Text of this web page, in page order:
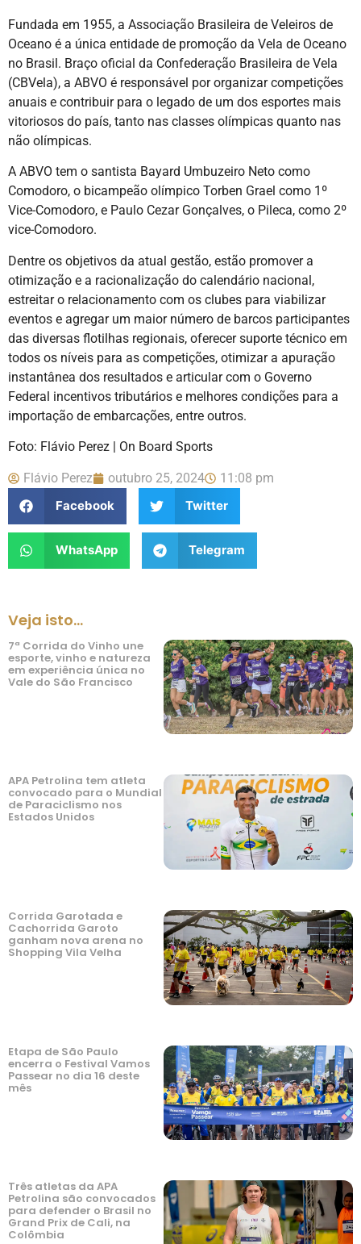
Fundada em 1955, a Associação Brasileira de Veleiros de
Oceano é a única entidade de promoção da Vela de Oceano
no Brasil. Braço oficial da Confederação Brasileira de Vela
(CBVela), a ABVO é responsável por organizar competições
anuais e contribuir para o legado de um dos esportes mais
vitoriosos do país, tanto nas classes olímpicas quanto nas
não olímpicas.
A ABVO tem o santista Bayard Umbuzeiro Neto como
Comodoro, o bicampeão olímpico Torben Grael como 1º
Vice-Comodoro, e Paulo Cezar Gonçalves, o Pileca, como 2º
vice-Comodoro.
Dentre os objetivos da atual gestão, estão promover a
otimização e a racionalização do calendário nacional,
estreitar o relacionamento com os clubes para viabilizar
eventos e agregar um maior número de barcos participantes
das diversas flotilhas regionais, oferecer suporte técnico em
todos os níveis para as competições, otimizar a apuração
instantânea dos resultados e articular com o Governo
Federal incentivos tributários e melhores condições para a
importação de embarcações, entre outros.
Foto: Flávio Perez | On Board Sports
Flávio Perez outubro 25, 2024
11:08 pm
Facebook
Twitter
WhatsApp Telegram
Veja isto...
7ª Corrida do Vinho une
esporte, vinho e natureza
em experiência única no
Vale do São Francisco
APA Petrolina tem atleta
convocado para o Mundial
de Paraciclismo nos
Estados Unidos
Corrida Garotada e
Cachorrida Garoto
ganham nova arena no
Shopping Vila Velha
Etapa de São Paulo
encerra o Festival Vamos
Passear no dia 16 deste
mês
Três atletas da APA
Petrolina são convocados
para defender o Brasil no
Grand Prix de Cali, na
Colômbia